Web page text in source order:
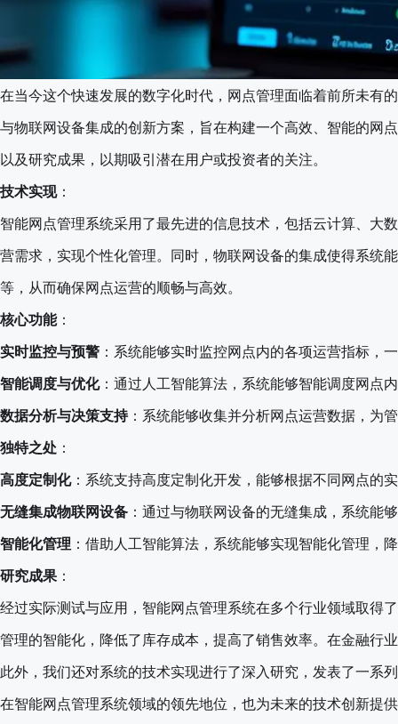
在当今这个快速发展的数字化时代，网点管理面临着前所未有
与物联网设备集成的创新方案，旨在构建一个高效、智能的网
以及研究成果，以期吸引潜在用户或投资者的关注。
技术实现：
智能网点管理系统采用了最先进的信息技术，包括云计算、大
营需求，实现个性化管理。同时，物联网设备的集成使得系统
等，从而确保网点运营的顺畅与高效。
核心功能：
实时监控与预警 ：系统能够实时监控网点内的各项运营指标，
智能调度与优化：通过人工智能算法，系统能够智能调度网点
数据分析与决策支持：系统能够收集并分析网点运营数据，为
独特之处 ：
高度定制化：系统支持高度定制化开发，能够根据不同网点的
无缝集成物联网设备 ：通过与物联网设备的无缝集成，系统能
智能化管理 ：借助人工智能算法，系统能够实现智能化管理，
研究成果 ：
经过实际测试与应用，智能网点管理系统在多个行业领域取得
管理的智能化，降低了库存成本，提高了销售效率。在金融行
此外，我们还对系统的技术实现进行了深入研究，发表了一系
在智能网点管理系统领域的领先地位，也为未来的技术创新提